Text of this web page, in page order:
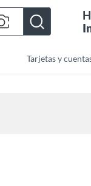
Tarjetas y